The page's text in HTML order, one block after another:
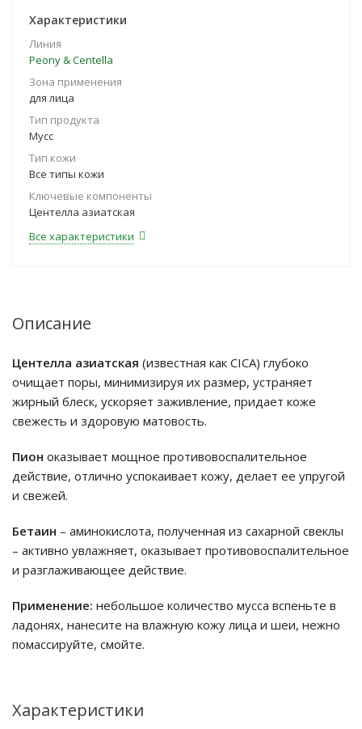
Характеристики
Линия
Peony & Centella
Зона применения
для лица
Тип продукта
Мусс
Тип кожи
Все типы кожи
Ключевые компоненты
Центелла азиатская
Все характеристики
Описание
Центелла азиатская (известная как CICA) глубоко
очищает поры, минимизируя их размер, устраняет
жирный блеск, ускоряет заживление, придает коже
свежесть и здоровую матовость.
Пион оказывает мощное противовоспалительное
действие, отлично успокаивает кожу, делает ее упругой
и свежей.
Бетаин – аминокислота, полученная из сахарной свеклы
– активно увлажняет, оказывает противовоспалительное
и разглаживающее действие.
Применение: небольшое количество мусса вспеньте в
ладонях, нанесите на влажную кожу лица и шеи, нежно
помассируйте, смойте.
Характеристики